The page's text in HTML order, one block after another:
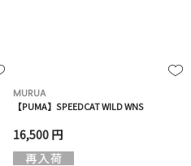
MURUA
【PUMA】SPEEDCAT WILD WNS
16,500 円